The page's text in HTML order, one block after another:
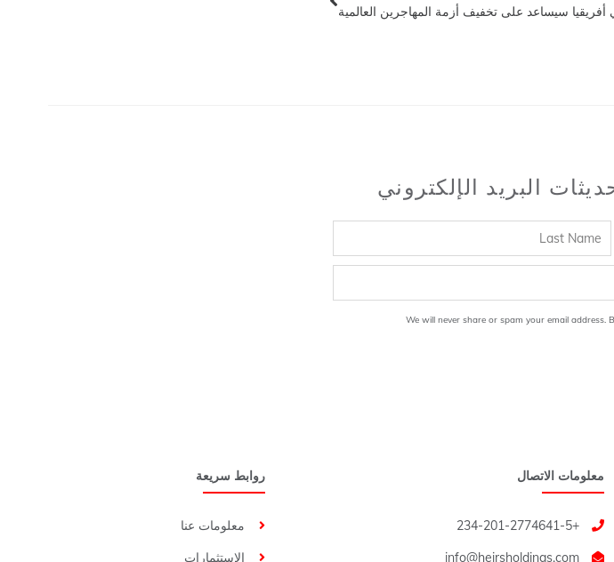
أفريقيا سيساعد على تخفيف أزمة المهاجرين العالمية
البريد الإلكتروني
We will never share or spam your email address.
معلومات الاتصال
+234-201-2774641-5
روابط سريعة
معلومات عنا
الاستثمارات